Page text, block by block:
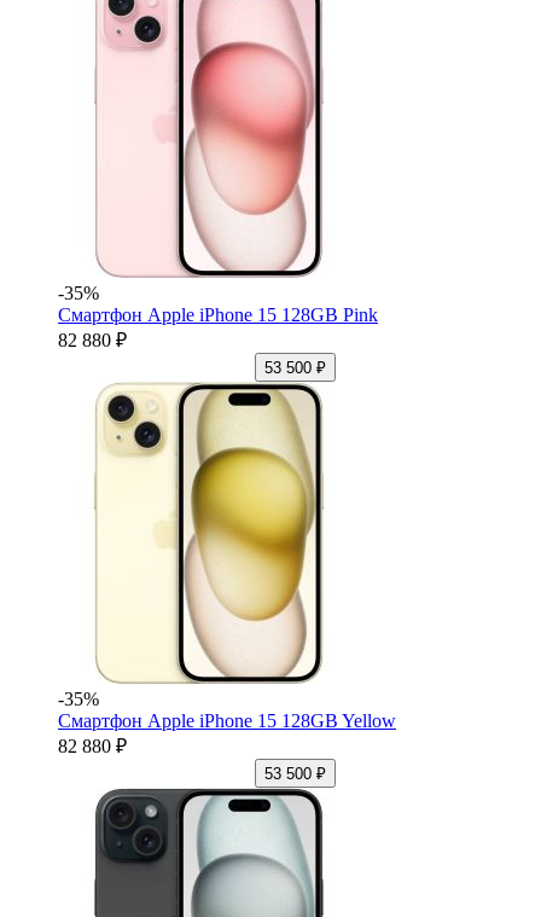
-35%
Смартфон Apple iPhone 15 128GB Pink
82 880 ₽
53 500 ₽
-35%
Смартфон Apple iPhone 15 128GB Yellow
82 880 ₽
53 500 ₽